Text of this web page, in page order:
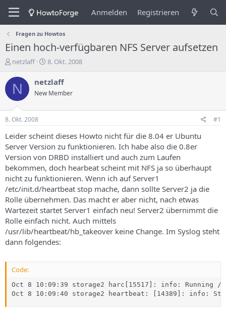
Anmelden Registrieren
Fragen zu Howtos
Einen hoch-verfügbaren NFS Server aufsetzen
E
s
e
l
e
r
e
s
T
h
e
m
a
s
netzlaff
E
s
e
n
s
d
a
t
u
m
8. Okt. 2008
N netzlaff
New Member
8. Okt. 2008 #1
Leider scheint dieses Howto nicht für die 8.04 er Ubuntu
Server Version zu funktionieren. Ich habe also die 0.8er
Version von DRBD installiert und auch zum Laufen
bekommen, doch hearbeat scheint mit NFS ja so überhaupt
nicht zu funktionieren. Wenn ich auf Server1
/etc/init.d/heartbeat stop mache, dann sollte Server2 ja die
Rolle übernehmen. Das macht er aber nicht, nach etwas
Wartezeit startet Server1 einfach neu! Server2 übernimmt die
Rolle einfach nicht. Auch mittels
/usr/lib/heartbeat/hb_takeover keine Change. Im Syslog steht
dann folgendes:
Code:
Oct 8 10:09:39 storage2 harc[15517]: info: Running /
Oct 8 10:09:40 storage2 heartbeat: [14389]: info: